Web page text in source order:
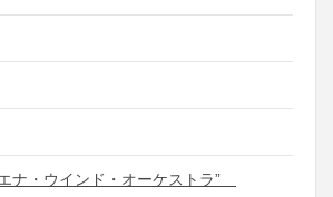
ナ・ウインド・オーケストラ”